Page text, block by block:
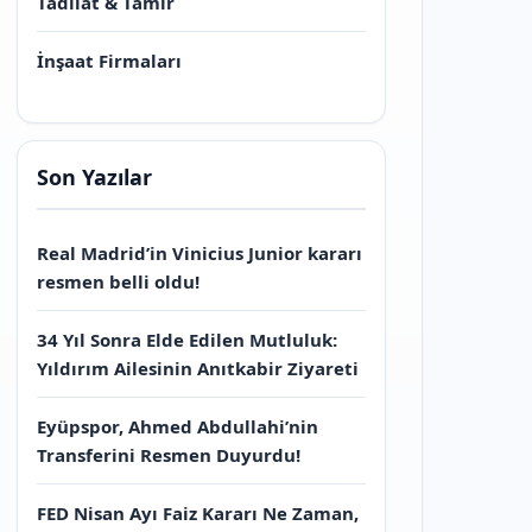
İnşaat Firmaları
Son Yazılar
Real Madrid’in Vinicius Junior kararı
resmen belli oldu!
34 Yıl Sonra Elde Edilen Mutluluk:
Yıldırım Ailesinin Anıtkabir Ziyareti
Eyüpspor, Ahmed Abdullahi’nin
Transferini Resmen Duyurdu!
FED Nisan Ayı Faiz Kararı Ne Zaman,